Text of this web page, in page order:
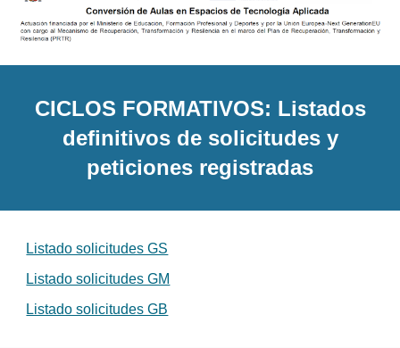
CICLOS FORMATIVOS: Listados
definitivos de solicitudes y
peticiones registradas
Listado solicitudes GS
Listado solicitudes GM
Listado solicitudes GB